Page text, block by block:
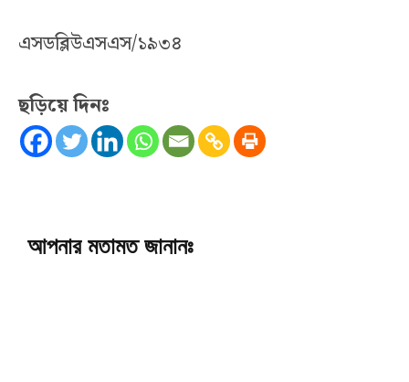
এসডব্লিউএসএস/১৯৩৪
ছড়িয়ে দিনঃ
আপনার মতামত জানানঃ